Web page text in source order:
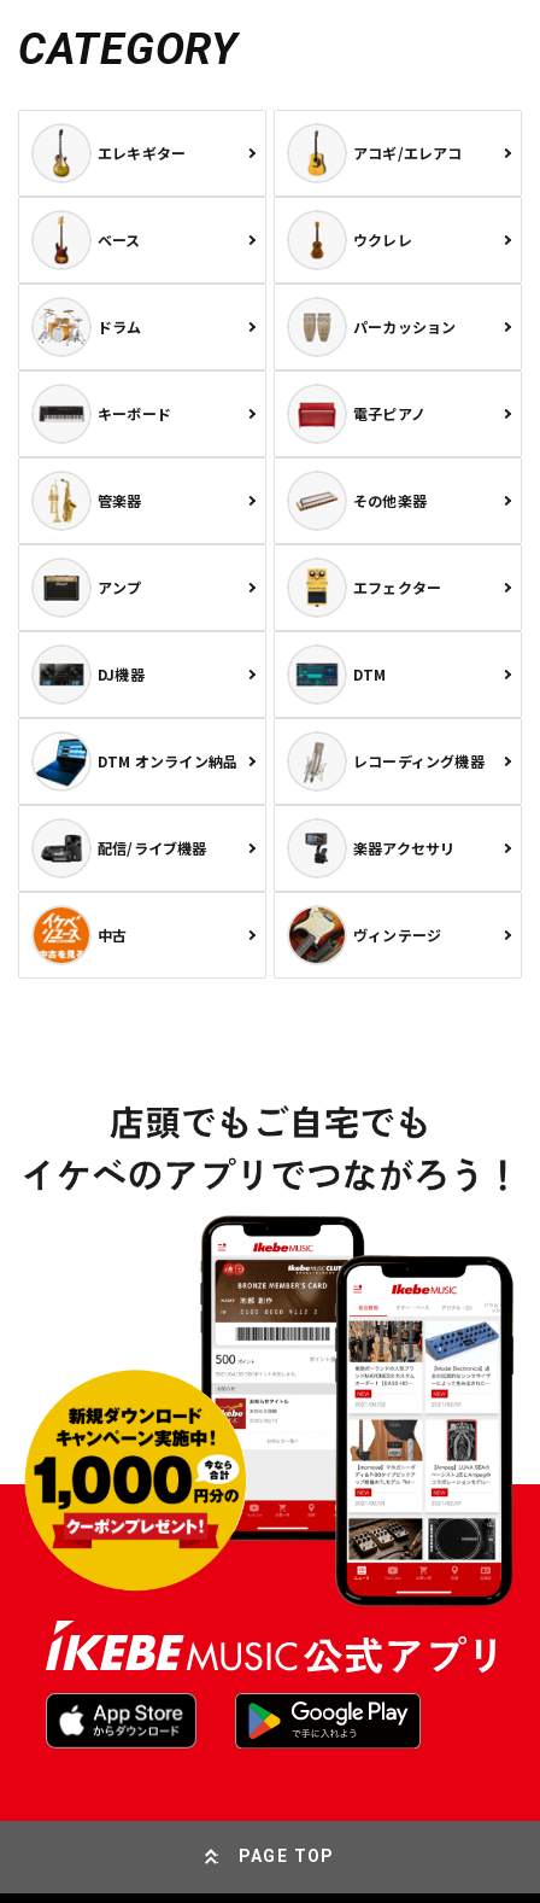
CATEGORY
エレキギター アコギ/エレアコ
ベース ウクレレ
ドラム パーカッション
キーボード 電子ピアノ
管楽器 その他楽器
アンプ エフェクター
DJ機器 DTM
DTM オンライン納品 レコーディング機器
配信/ライブ機器 楽器アクセサリ
中古 ヴィンテージ
PAGE TOP